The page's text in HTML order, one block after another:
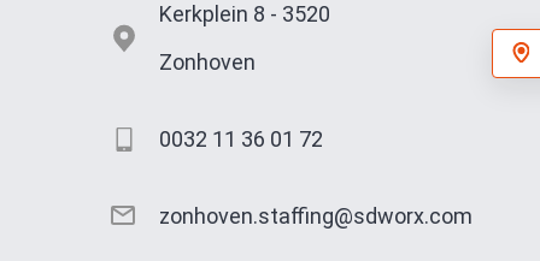
Kerkplein 8 - 3520
Zonhoven
0032 11 36 01 72
zonhoven.staffing@sdworx.com